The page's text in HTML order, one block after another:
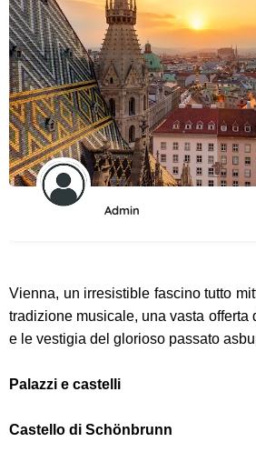
Admin
Vienna, un irresistible fascino tutto
tradizione musicale, una vasta offerta
e le vestigia del glorioso passato
Palazzi e castelli
Castello di Schönbrunn